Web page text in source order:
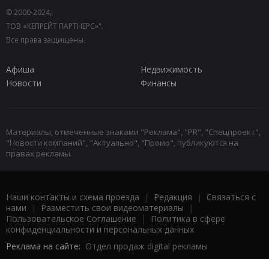
© 2000-2024,
ТОВ «КЕПРЕЙТ ПАРТНЕРС»".
Все права защищены.
Афиша
Недвижимость
Новости
Финансы
Материалы, отмеченные знаками "Реклама", "PR", "Спецпроект",
"Новости компаний", "Актуально", "Промо", публикуются на
правах рекламы.
Наши контакты и схема проезда | Редакция | Связаться с
нами | Разместить свои видеоматериалы |
Пользовательское Соглашение |
Политика в сфере
конфиденциальности и персональных данных
Реклама на сайте: Отдел продаж digital рекламы